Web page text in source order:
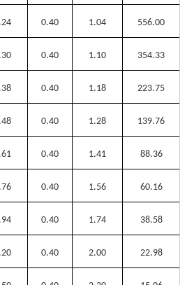
0.40 1.04 556.00
0.40 1.10 354.33
0.40 1.18 223.75
0.40 1.28 139.76
0.40 1.41 88.36
0.40 1.56 60.16
0.40 1.74 38.58
0.40 2.00 22.98